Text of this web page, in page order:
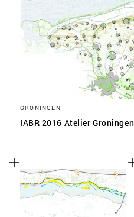
GRONINGEN
IABR 2016 Atelier Groningen